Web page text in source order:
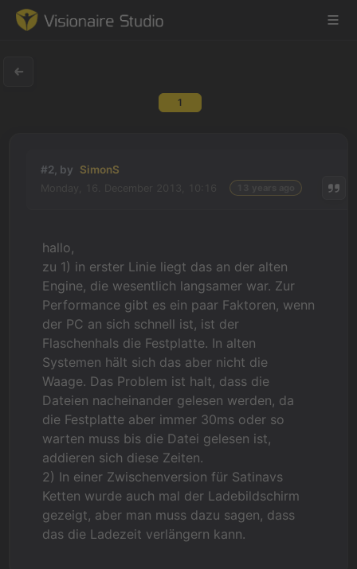
Learning
News & Stories
Downloads
1
#2, by SimonS
hallo,
zu 1) in erster Linie liegt das an der alten
Engine, die wesentlich langsamer war. Zur
Performance gibt es ein paar Faktoren, wenn
der PC an sich schnell ist, ist der
Flaschenhals die Festplatte. In alten
Systemen hält sich das aber nicht die
Waage. Das Problem ist halt, dass die
Dateien nacheinander gelesen werden, da
die Festplatte aber immer 30ms oder so
warten muss bis die Datei gelesen ist,
addieren sich diese Zeiten.
2) In einer Zwischenversion für Satinavs
Ketten wurde auch mal der Ladebildschirm
gezeigt, aber man muss dazu sagen, dass
das die Ladezeit verlängern kann.